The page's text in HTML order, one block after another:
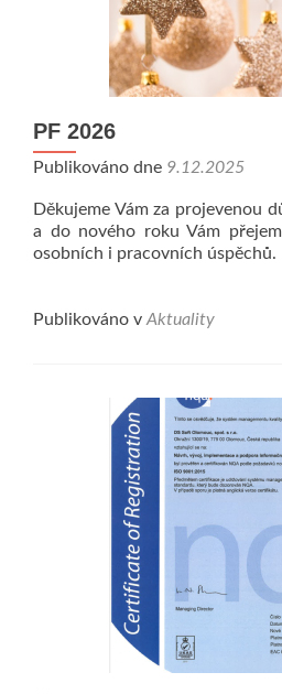
PF 2026
Publikováno dne 9.12.2025
Děkujeme Vám za projevenou
a do nového roku Vám
osobních i pracovních úspěchů.
Publikováno v Aktuality